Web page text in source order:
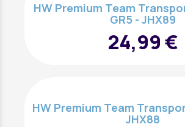
HW Premium Team
GR5 - JHX89
24,99 €
HW Premium Team
JHX88